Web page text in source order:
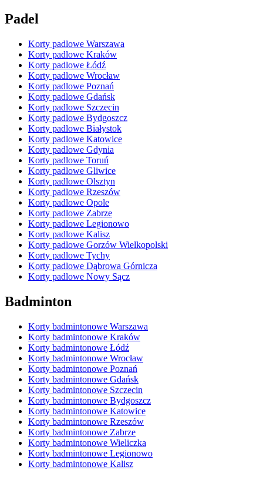
Padel
Korty padlowe Warszawa
Korty padlowe Kraków
Korty padlowe Łódź
Korty padlowe Wrocław
Korty padlowe Poznań
Korty padlowe Gdańsk
Korty padlowe Szczecin
Korty padlowe Bydgoszcz
Korty padlowe Białystok
Korty padlowe Katowice
Korty padlowe Gdynia
Korty padlowe Toruń
Korty padlowe Gliwice
Korty padlowe Olsztyn
Korty padlowe Rzeszów
Korty padlowe Opole
Korty padlowe Zabrze
Korty padlowe Legionowo
Korty padlowe Kalisz
Korty padlowe Gorzów Wielkopolski
Korty padlowe Tychy
Korty padlowe Dąbrowa Górnicza
Korty padlowe Nowy Sącz
Badminton
Korty badmintonowe Warszawa
Korty badmintonowe Kraków
Korty badmintonowe Łódź
Korty badmintonowe Wrocław
Korty badmintonowe Poznań
Korty badmintonowe Gdańsk
Korty badmintonowe Szczecin
Korty badmintonowe Bydgoszcz
Korty badmintonowe Katowice
Korty badmintonowe Rzeszów
Korty badmintonowe Zabrze
Korty badmintonowe Wieliczka
Korty badmintonowe Legionowo
Korty badmintonowe Kalisz